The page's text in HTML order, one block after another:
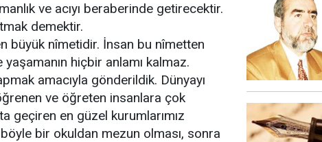
ve acıyı beraberinde getirecektir.
demektir.
büyük nîmetidir. İnsan bu nîmetten
hiçbir anlamı kalmaz.
amacıyla gönderildik. Dünyayı
ve öğreten insanlara çok
geçiren en güzel kurumlarımız
bir okuldan mezun olması, sonra